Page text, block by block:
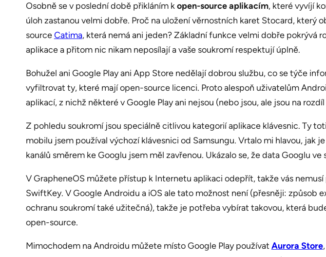
Osobně se v poslední době přikláním kopen-source aplikacím, které vyvíjí
úloh zastanou velmi dobře. Proč na uložení věrnostních karet Stocard,
sourceCatima, která nemá ani jeden? Základní funkce velmi dobře pokrývá
aplikace a přitom nic nikam neposílají a vaše soukromí respektují úplně.
Bohužel ani Google Play ani App Store nedělají dobrou službu, co se týče
vyfiltrovat ty, které mají open-source licenci. Proto alespoň uživatelům
aplikací, z nichž některé v Google Play ani nejsou (nebo jsou, ale jsou na
Z pohledu soukromí jsou speciálně citlivou kategorií aplikace klávesnic. Ty
mobilu jsem používal výchozí klávesnici od Samsungu. Vrtalo mi hlavou,
kanálů směrem ke Googlu jsem měl zavřenou. Ukázalo se, že data Googlu
V GrapheneOS můžete přístup k Internetu aplikaci odepřít, takže vás
SwiftKey. V Google Androidu a iOS ale tato možnost není (přesněji: způsob
ochranu soukromí také užitečná), takže je potřeba vybírat takovou, která
open-source.
Mimochodem na Androidu můžete místo Google Play používat Aurora Store